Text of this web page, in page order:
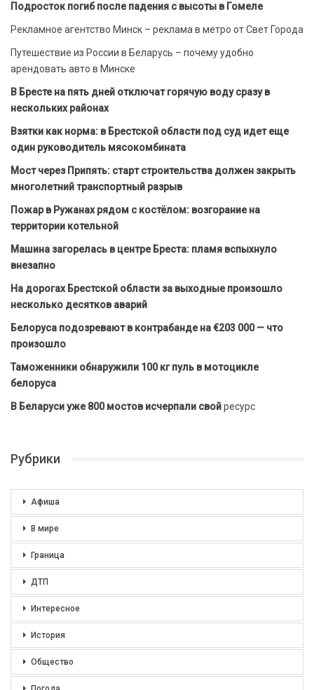
Подросток погиб после падения с высоты в Гомеле
Рекламное агентство Минск – реклама в метро от Свет Города
Путешествие из России в Беларусь – почему удобно
арендовать авто в Минске
В Бресте на пять дней отключат горячую воду сразу в
нескольких районах
Взятки как норма: в Брестской области под суд идет еще
один руководитель мясокомбината
Мост через Припять: старт строительства должен закрыть
многолетний транспортный разрыв
Пожар в Ружанах рядом с костёлом: возгорание на
территории котельной
Машина загорелась в центре Бреста: пламя вспыхнуло
внезапно
На дорогах Брестской области за выходные произошло
несколько десятков аварий
Белоруса подозревают в контрабанде на €203 000 — что
произошло
Таможенники обнаружили 100 кг пуль в мотоцикле
белоруса
В Беларуси уже 800 мостов исчерпали свойресурс
Рубрики
Афиша
В мире
Граница
ДТП
Интересное
История
Общество